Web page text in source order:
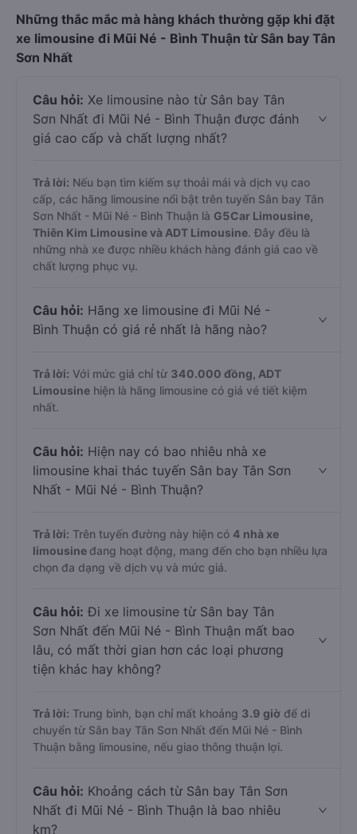
Những thắc mắc mà hàng khách thường gặp khi đặt
xe limousine đi Mũi Né - Bình Thuận từ Sân bay Tân
Sơn Nhất
Câu hỏi: Xe limousine nào từ Sân bay Tân
Sơn Nhất đi Mũi Né - Bình Thuận được đánh
giá cao cấp và chất lượng nhất?
Trả lời: Nếu bạn tìm kiếm sự thoải mái và dịch vụ cao
cấp, các hãng limousine nổi bật trên tuyến Sân bay Tân
Sơn Nhất - Mũi Né - Bình Thuận là G5Car Limousine,
Thiên Kim Limousine và ADT Limousine. Đây đều là
những nhà xe được nhiều khách hàng đánh giá cao về
chất lượng phục vụ.
Câu hỏi: Hãng xe limousine đi Mũi Né -
Bình Thuận có giá rẻ nhất là hãng nào?
Trả lời: Với mức giá chỉ từ 340.000 đồng, ADT
Limousine hiện là hãng limousine có giá vé tiết kiệm
nhất.
Câu hỏi: Hiện nay có bao nhiêu nhà xe
limousine khai thác tuyến Sân bay Tân Sơn
Nhất - Mũi Né - Bình Thuận?
Trả lời: Trên tuyến đường này hiện có 4 nhà xe
limousine đang hoạt động, mang đến cho bạn nhiều lựa
chọn đa dạng về dịch vụ và mức giá.
Câu hỏi: Đi xe limousine từ Sân bay Tân
Sơn Nhất đến Mũi Né - Bình Thuận mất bao
lâu, có mất thời gian hơn các loại phương
tiện khác hay không?
Trả lời: Trung bình, bạn chỉ mất khoảng 3.9 giờ để di
chuyển từ Sân bay Tân Sơn Nhất đến Mũi Né - Bình
Thuận bằng limousine, nếu giao thông thuận lợi.
Câu hỏi: Khoảng cách từ Sân bay Tân Sơn
Nhất đi Mũi Né - Bình Thuận là bao nhiêu
km?